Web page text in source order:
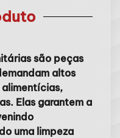
são peças
altos
alimentícias,
Elas garantem a
uma limpeza